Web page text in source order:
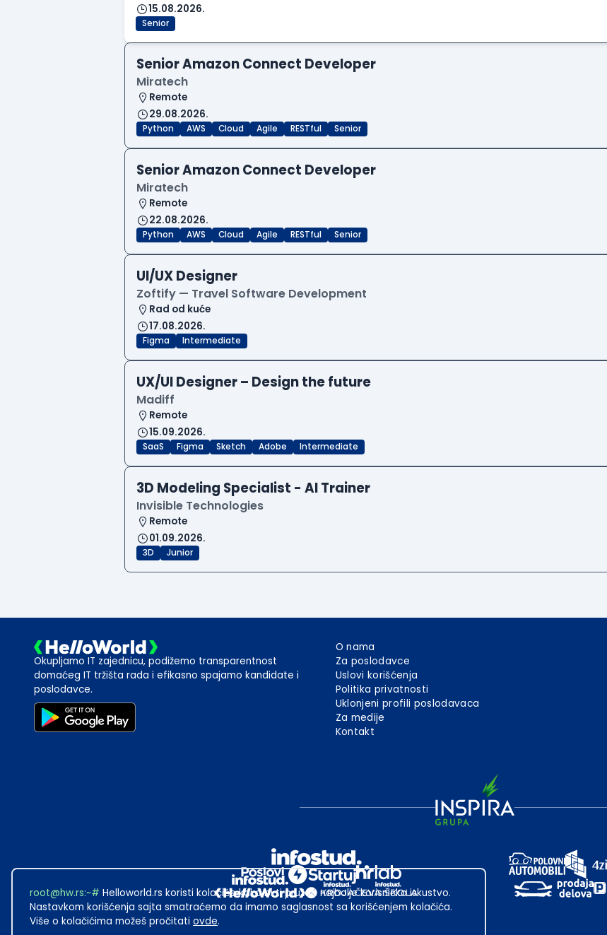
15.08.2026.
Senior
Senior Amazon Connect Developer
Miratech
Remote
29.08.2026.
Python AWS Cloud Agile RESTful Senior
Senior Amazon Connect Developer
Miratech
Remote
22.08.2026.
Python AWS Cloud Agile RESTful Senior
UI/UX Designer
Zoftify — Travel Software Development
Rad od kuće
17.08.2026.
Figma Intermediate
UX/UI Designer – Design the future
Madiff
Remote
15.09.2026.
SaaS Figma Sketch Adobe Intermediate
3D Modeling Specialist - AI Trainer
Invisible Technologies
Remote
01.09.2026.
3D Junior
Okupljamo IT zajednicu, podižemo transparentnost
domaćeg IT tržišta rada i efikasno spajamo kandidate i
poslodavce.
O nama
Za poslodavce
Uslovi korišćenja
Politika privatnosti
Uklonjeni profili poslodavaca
Za medije
Kontakt
root@hw.rs:~# Helloworld.rs koristi kolačiće kako bi ti pružao najbolje korisničko iskustvo.
Nastavkom korišćenja sajta smatraćemo da imamo saglasnost sa korišćenjem kolačića.
Više o kolačićima možeš pročitati ovde.